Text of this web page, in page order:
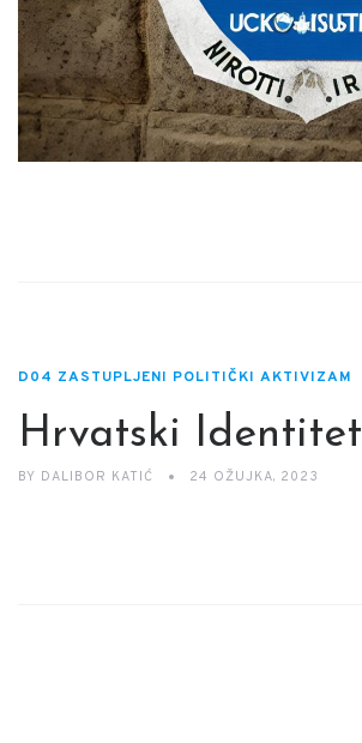
D04 ZASTUPLJENI POLITIČKI AKTIVIZAM
Hrvatski Identitet
BY DALIBOR KATIĆ 24 OŽUJKA, 2023